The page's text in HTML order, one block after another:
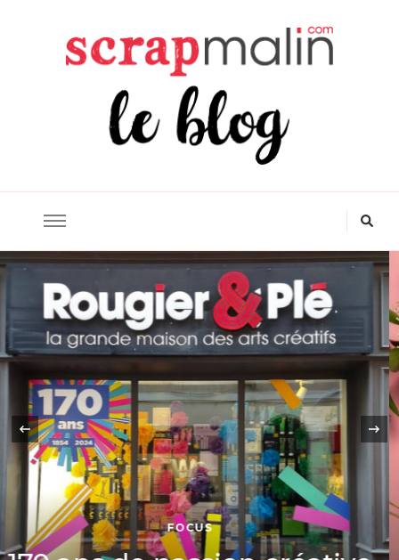
Le Blog Loisirs Créatifs
INSPIRATION
Les 5 activités créatives à
‹